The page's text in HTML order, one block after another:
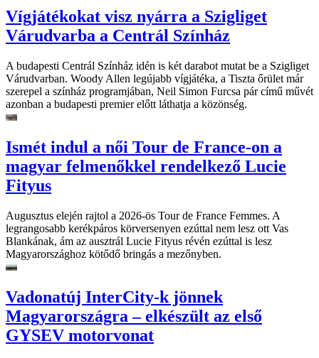
Vígjátékokat visz nyárra a Szigliget
Várudvarba a Centrál Színház
A budapesti Centrál Színház idén is két darabot mutat be a Szigliget
Várudvarban. Woody Allen legújabb vígjátéka, a Tiszta őrület már
szerepel a színház programjában, Neil Simon Furcsa pár című művét
azonban a budapesti premier előtt láthatja a közönség.
Ismét indul a női Tour de France-on a
magyar felmenőkkel rendelkező Lucie
Fityus
Augusztus elején rajtol a 2026-ös Tour de France Femmes. A
legrangosabb kerékpáros körversenyen ezúttal nem lesz ott Vas
Blankának, ám az ausztrál Lucie Fityus révén ezúttal is lesz
Magyarországhoz kötődő bringás a mezőnyben.
Vadonatúj InterCity-k jönnek
Magyarországra – elkészült az első
GYSEV motorvonat